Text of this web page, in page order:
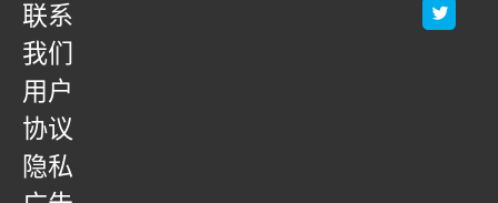
联系
我们
用户
协议
隐私